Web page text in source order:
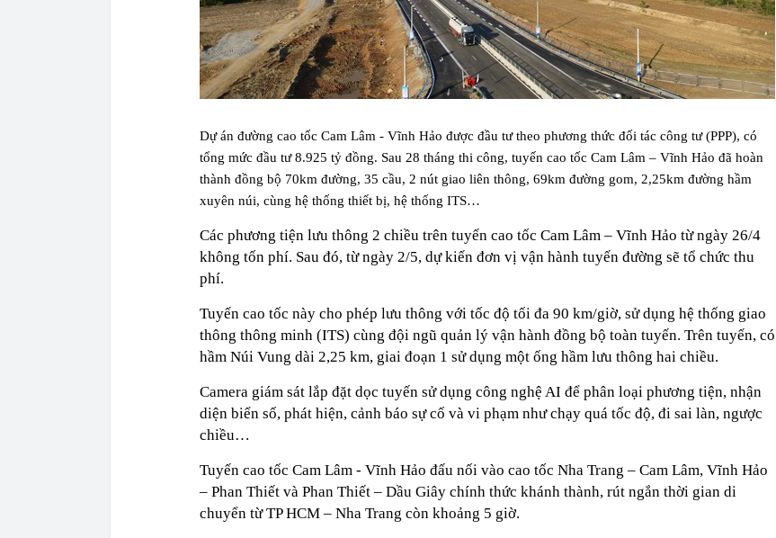
Dự án đường cao tốc Cam Lâm - Vĩnh Hảo được đầu tư theo phương thức đối tác công tư (PPP), có
tổng mức đầu tư 8.925 tỷ đồng. Sau 28 tháng thi công, tuyến cao tốc Cam Lâm – Vĩnh Hảo đã hoàn
thành đồng bộ 70km đường, 35 cầu, 2 nút giao liên thông, 69km đường gom, 2,25km đường hầm
xuyên núi, cùng hệ thống thiết bị, hệ thống ITS…
Các phương tiện lưu thông 2 chiều trên tuyến cao tốc Cam Lâm – Vĩnh Hảo từ ngày 26/4
không tốn phí. Sau đó, từ ngày 2/5, dự kiến đơn vị vận hành tuyến đường sẽ tổ chức thu
phí.
Tuyến cao tốc này cho phép lưu thông với tốc độ tối đa 90 km/giờ, sử dụng hệ thống giao
thông thông minh (ITS) cùng đội ngũ quản lý vận hành đồng bộ toàn tuyến. Trên tuyến, có
hầm Núi Vung dài 2,25 km, giai đoạn 1 sử dụng một ống hầm lưu thông hai chiều.
Camera giám sát lắp đặt dọc tuyến sử dụng công nghệ AI để phân loại phương tiện, nhận
diện biển số, phát hiện, cảnh báo sự cố và vi phạm như chạy quá tốc độ, đi sai làn, ngược
chiều…
Tuyến cao tốc Cam Lâm - Vĩnh Hảo đấu nối vào cao tốc Nha Trang – Cam Lâm, Vĩnh Hảo
– Phan Thiết và Phan Thiết – Dầu Giây chính thức khánh thành, rút ngắn thời gian di
chuyển từ TP HCM – Nha Trang còn khoảng 5 giờ.